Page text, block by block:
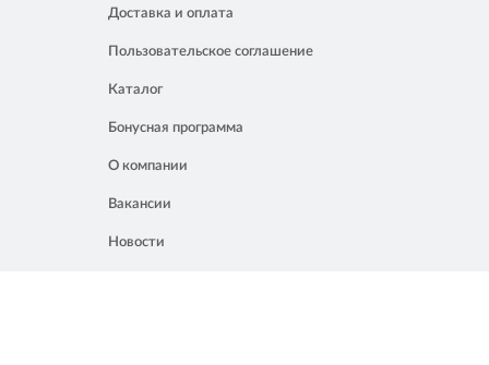
Доставка и оплата
Пользовательское соглашение
Каталог
Бонусная программа
О компании
Вакансии
Новости